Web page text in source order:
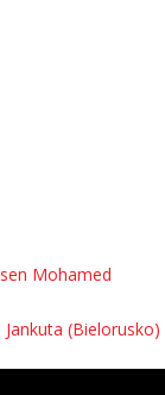
Mohamed
(Bielorusko)